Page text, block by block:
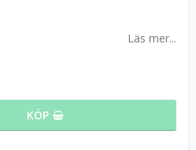
Läs mer...
KÖP